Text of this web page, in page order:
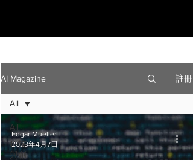
AI Magazine 註冊
All
科技
與創
All
Edgar Mueller
2023年4月7日